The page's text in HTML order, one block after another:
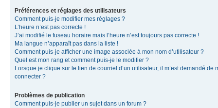
Préférences et réglages des utilisateurs
Comment puis-je modifier mes réglages ?
L’heure n’est pas correcte !
J’ai modifié le fuseau horaire mais l’heure n’est toujours pas correcte !
Ma langue n’apparaît pas dans la liste !
Comment puis-je afficher une image associée à mon nom d’utilisateur ?
Quel est mon rang et comment puis-je le modifier ?
Lorsque je clique sur le lien de courriel d’un utilisateur, il m’est demandé de
connecter ?
Problèmes de publication
Comment puis-je publier un sujet dans un forum ?